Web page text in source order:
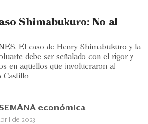
Shimabukuro: No al
El caso de Henry Shimabukuro y la
debe ser señalado con el rigor y
en aquellos que involucraron al
Castillo.
SEMANA económica
de 2023